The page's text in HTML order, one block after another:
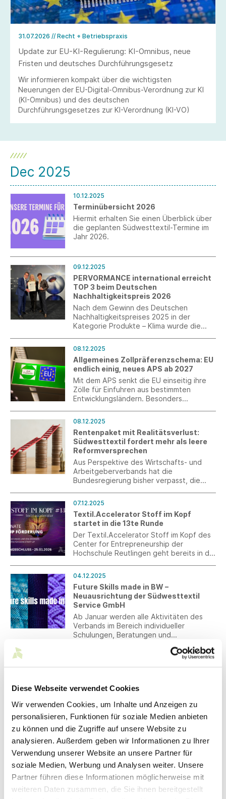
Diese Webseite verwendet Cookies
Wir verwenden Cookies, um Inhalte und Anzeigen zu
personalisieren, Funktionen für soziale Medien anbieten
zu können und die Zugriffe auf unsere Website zu
analysieren. Außerdem geben wir Informationen zu Ihrer
Verwendung unserer Website an unsere Partner für
soziale Medien, Werbung und Analysen weiter. Unsere
Partner führen diese Informationen möglicherweise mit
weiteren Daten zusammen, die Sie ihnen bereitgestellt
31.07.2026 // Recht + Betriebspraxis
Update zur EU-KI-Regulierung: KI-Omnibus, neue
Fristen und deutsches Durchführungsgesetz
Wir informieren kompakt über die wichtigsten
Neuerungen der EU-Digital-Omnibus-Verordnung zur KI
(KI-Omnibus) und des deutschen
Durchführungsgesetzes zur KI-Verordnung (KI-VO)
Dec 2025
10.12.2025
Terminübersicht 2026
Hiermit erhalten Sie einen Überblick über
die geplanten Südwesttextil-Termine im
Jahr 2026.
09.12.2025
PERVORMANCE international erreicht
TOP 3 beim Deutschen
Nachhaltigkeitspreis 2026
Nach dem Gewinn des Deutschen
Nachhaltigkeitspreises 2025 in der
Kategorie Produkte – Klima wurde die
Unternehmen – Gesundheit und Soziales /
Medizintechnik nominiert – und erzielte
auf Anhieb eine TOP 3-Platzierung. Bei
der feierlichen Verleihung wurde das
Ulmer Unternehmen als Finalist
ausgezeichnet.
08.12.2025
Allgemeines Zollpräferenzschema: EU
endlich einig, neues APS ab 2027
Mit dem APS senkt die EU einseitig ihre
Zölle für Einfuhren aus bestimmten
Entwicklungsländern. Besonders
Fortschritten im Nachhaltigkeitsbereich
(APS+). Alle zehn Jahre wird die APS-
Verordnung überarbeitet. Jetzt ist es
wieder soweit: EU-Kommission, -
Parlament und -Rat haben sich nach
langen Beratungen endlich auf eine
gemeinsame Linie verständigt.
08.12.2025
Rentenpaket mit Realitätsverlust:
Südwesttextil fordert mehr als leere
Reformversprechen
Aus Perspektive des Wirtschafts- und
Arbeitgeberverbands hat die
Bundesregierung bisher verpasst, die
07.12.2025
Textil.Accelerator Stoff im Kopf
startet in die 13te Runde
Der Textil.Accelerator Stoff im Kopf des
Center for Entrepreneurship der
Hochschule Reutlingen geht bereits in die
und Gründern eine einzigartige
Gelegenheit, ihre Ideen im Bereich
Textilgründung weiterzuentwickeln.
04.12.2025
Future Skills made in BW –
Neuausrichtung der Südwesttextil
Service GmbH
Ab Januar werden alle Aktivitäten des
Verbands im Bereich individueller
Schulungen, Beratungen und
Südwesttextil Service GmbH gebündelt.
Tarifpolitik: steuerliche Privilegierung
Gewerkschaft
Finanzausschuss des Deutschen
Bundestags zwölf Änderungsanträge zum
Steueränderungsgesetz eingebracht.
Darunter fällt die steuerliche
Privilegierung von Beitragszahlungen an
die Gewerkschaft.
03.12.2025
Neue B2B-Plattform für den
Verteidigung
Der Bundesverband Materialwirtschaft,
Einkauf und Logistik e.V. hat zusammen